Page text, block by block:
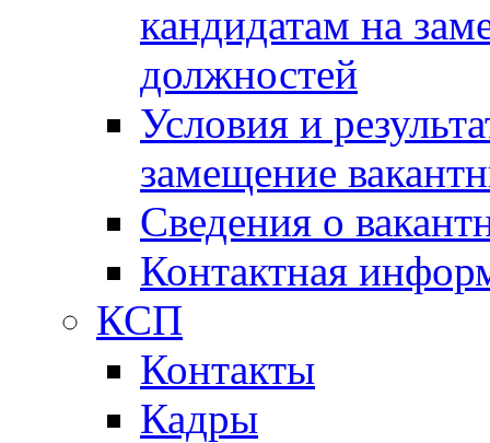
кандидатам на
должностей
Условия и
замещение
Сведения о
Контактная
КСП
Контакты
Кадры